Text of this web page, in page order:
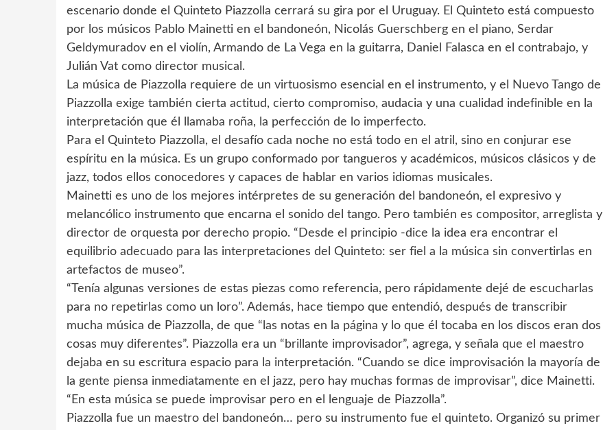
escenario donde el Quinteto Piazzolla cerrará su gira por el Uruguay. El Quinteto está compuesto
por los músicos Pablo Mainetti en el bandoneón, Nicolás Guerschberg en el piano, Serdar
Geldymuradov en el violín, Armando de La Vega en la guitarra, Daniel Falasca en el contrabajo, y
Julián Vat como director musical.
La música de Piazzolla requiere de un virtuosismo esencial en el instrumento, y el Nuevo Tango de
Piazzolla exige también cierta actitud, cierto compromiso, audacia y una cualidad indefinible en la
interpretación que él llamaba roña, la perfección de lo imperfecto.
Para el Quinteto Piazzolla, el desafío cada noche no está todo en el atril, sino en conjurar ese
espíritu en la música. Es un grupo conformado por tangueros y académicos, músicos clásicos y de
jazz, todos ellos conocedores y capaces de hablar en varios idiomas musicales.
Mainetti es uno de los mejores intérpretes de su generación del bandoneón, el expresivo y
melancólico instrumento que encarna el sonido del tango. Pero también es compositor, arreglista y
director de orquesta por derecho propio. “Desde el principio -dice la idea era encontrar el
equilibrio adecuado para las interpretaciones del Quinteto: ser fiel a la música sin convertirlas en
artefactos de museo”.
“Tenía algunas versiones de estas piezas como referencia, pero rápidamente dejé de escucharlas
para no repetirlas como un loro”. Además, hace tiempo que entendió, después de transcribir
mucha música de Piazzolla, de que “las notas en la página y lo que él tocaba en los discos eran dos
cosas muy diferentes”. Piazzolla era un “brillante improvisador”, agrega, y señala que el maestro
dejaba en su escritura espacio para la interpretación. “Cuando se dice improvisación la mayoría de
la gente piensa inmediatamente en el jazz, pero hay muchas formas de improvisar”, dice Mainetti.
“En esta música se puede improvisar pero en el lenguaje de Piazzolla”.
Piazzolla fue un maestro del bandoneón… pero su instrumento fue el quinteto. Organizó su primer